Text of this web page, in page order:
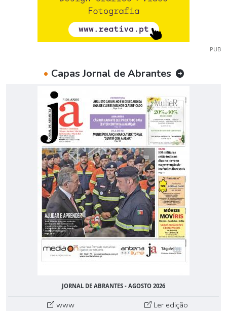
PUB
• Capas Jornal de Abrantes
JORNAL DE ABRANTES - AGOSTO 2026
www Ler edição